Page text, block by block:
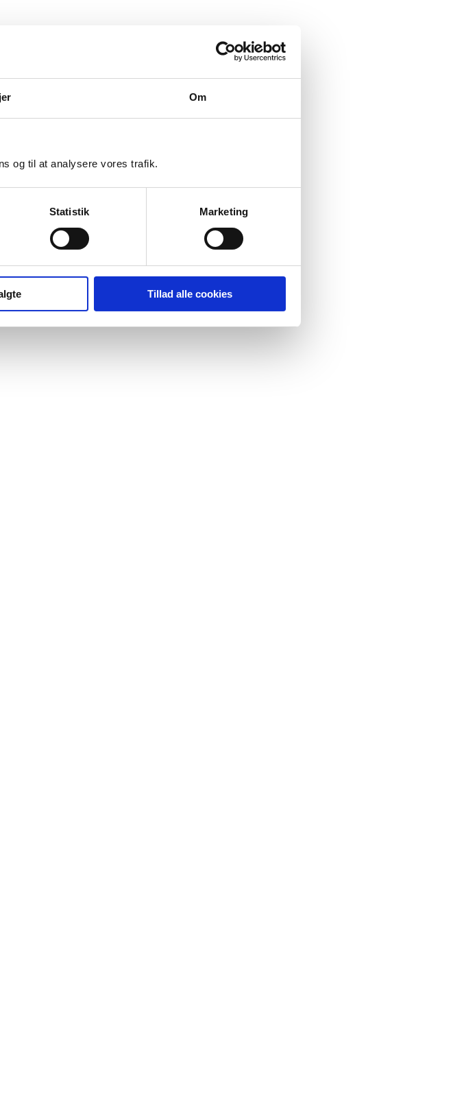
Om
og til at analysere vores trafik.
Statistik Marketing
Tillad alle cookies